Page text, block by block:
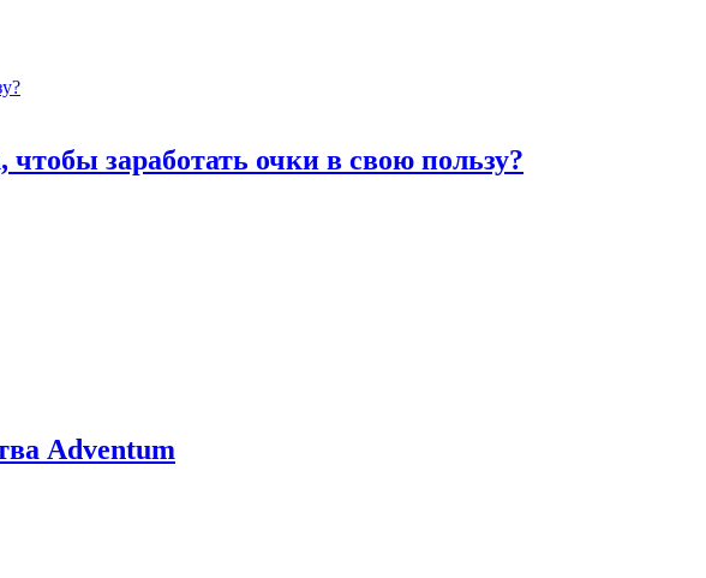
заработать очки в свою пользу?
Adventum